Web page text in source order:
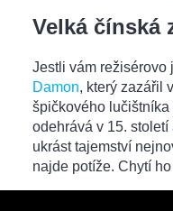
Velká čínská
Jestli vám režisérovo
Damon, který zazářil
špičkového
odehrává v 15. století
ukrást tajemství
najde potíže. Chytí